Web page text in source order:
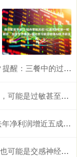
过快进食习惯许是诱因
过敏甚至中风前兆
润增近五成至27亿元
感神经过度兴奋所致